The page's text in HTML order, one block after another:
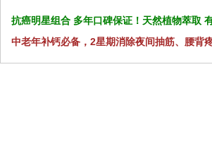
抗癌明星组合 多年口碑保证！天然植物萃取
中老年补钙必备，2星期消除夜间抽筋、腰背